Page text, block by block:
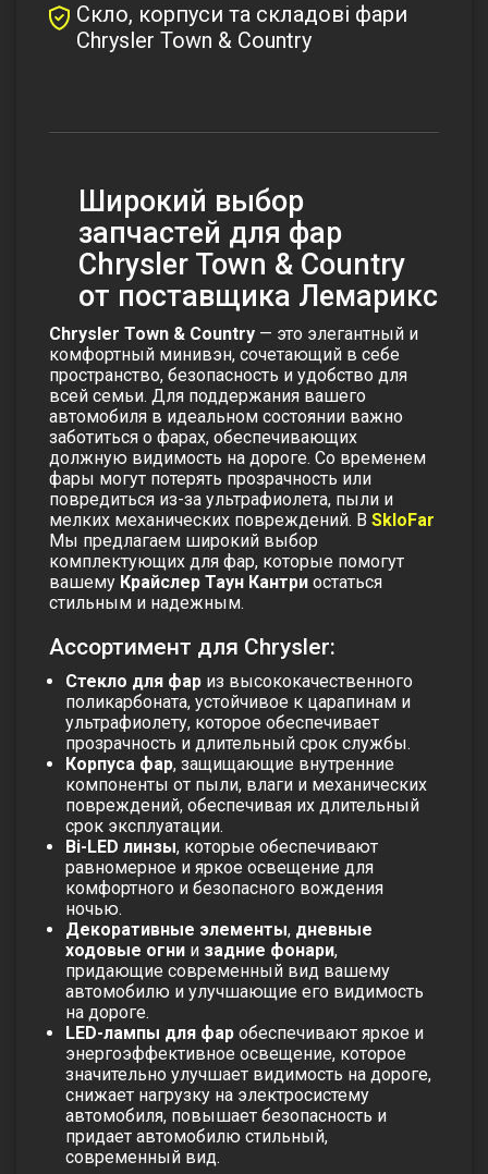
Скло, корпуси та складові фари
Chrysler Town & Country
Широкий выбор
запчастей для фар
Chrysler Town & Country
от поставщика Лемарикс
Chrysler Town & Country — это элегантный и
комфортный минивэн, сочетающий в себе
пространство, безопасность и удобство для
всей семьи. Для поддержания вашего
автомобиля в идеальном состоянии важно
заботиться о фарах, обеспечивающих
должную видимость на дороге. Со временем
фары могут потерять прозрачность или
повредиться из-за ультрафиолета, пыли и
мелких механических повреждений. В SkloFar
Мы предлагаем широкий выбор
комплектующих для фар, которые помогут
вашему Крайслер Таун Кантри остаться
стильным и надежным.
Ассортимент для Chrysler:
Стекло для фар из высококачественного
поликарбоната, устойчивое к царапинам и
ультрафиолету, которое обеспечивает
прозрачность и длительный срок службы.
Корпуса фар, защищающие внутренние
компоненты от пыли, влаги и механических
повреждений, обеспечивая их длительный
срок эксплуатации.
Bi-LED линзы, которые обеспечивают
равномерное и яркое освещение для
комфортного и безопасного вождения
ночью.
Декоративные элементы, дневные
ходовые огни и задние фонари,
придающие современный вид вашему
автомобилю и улучшающие его видимость
на дороге.
LED-лампы для фар обеспечивают яркое и
энергоэффективное освещение, которое
значительно улучшает видимость на дороге,
снижает нагрузку на электросистему
автомобиля, повышает безопасность и
придает автомобилю стильный,
современный вид.